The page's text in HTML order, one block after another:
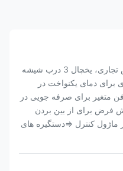
یخچال 3 درب شیشه ای برای فروش تجاری، یخچال 3 درب شیشه
برای دمای یکنواخت در
متغیر برای صرفه جویی در
فرض برای از بین بردن
ماژول کنترل ⇒دستگیره های